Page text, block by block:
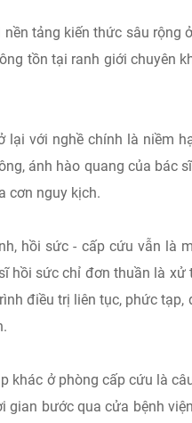
tảng kiến thức sâu
tồn tại ranh giới chuyên
lại với nghề chính là niềm
ánh hào quang của bác
cơn nguy kịch.
hồi sức - cấp cứu vẫn là
hồi sức chỉ đơn thuần là
điều trị liên tục, phức
khác ở phòng cấp cứu là
gian bước qua cửa bệnh